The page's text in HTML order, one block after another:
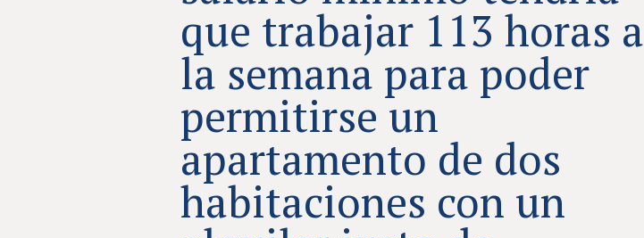
que trabajar 113 horas a
la semana para poder
permitirse un
apartamento de dos
habitaciones con un